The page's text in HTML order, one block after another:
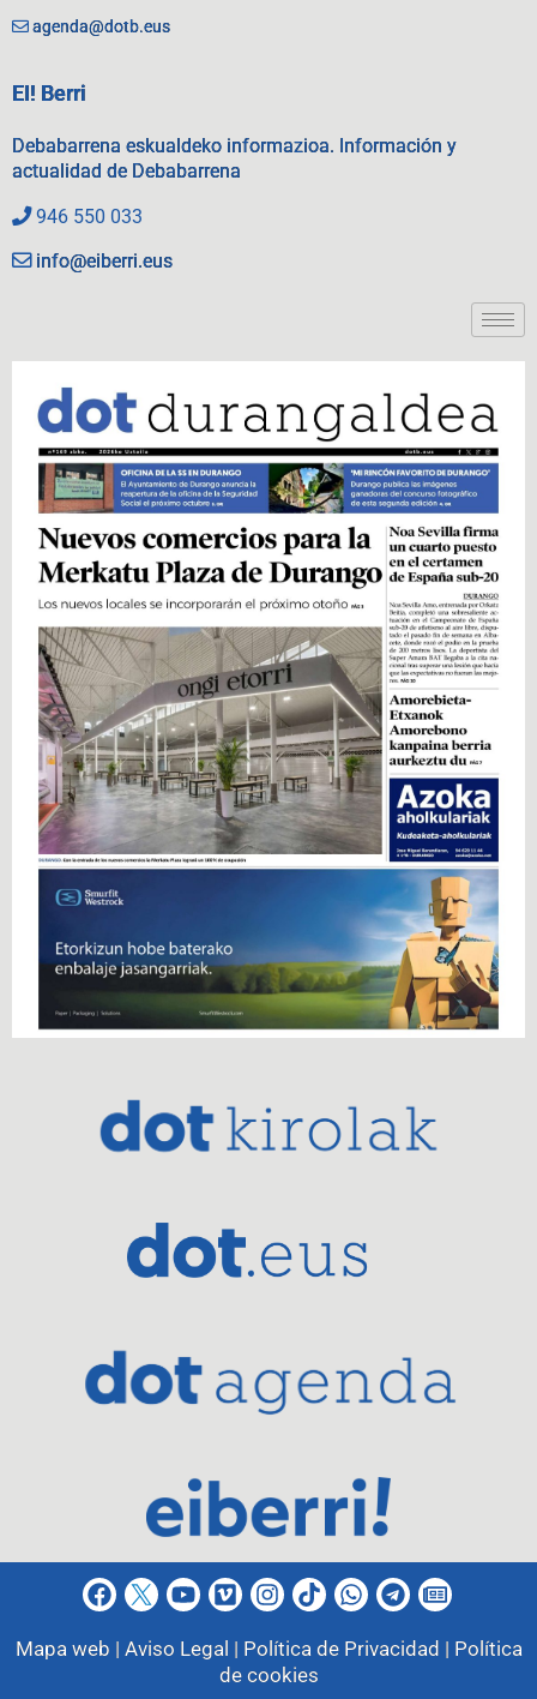
agenda@dotb.eus
EI! Berri
Debabarrena eskualdeko informazioa. Información y
actualidad de Debabarrena
946 550 033
info@eiberri.eus
Mapa web | Aviso Legal | Política de Privacidad | Política
de cookies